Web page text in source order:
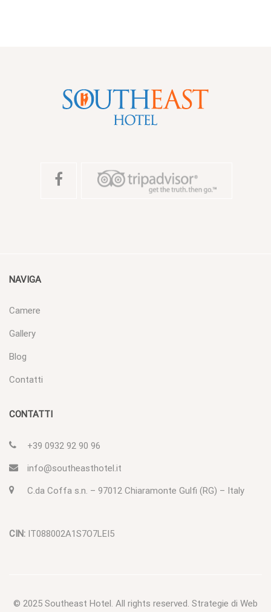
NAVIGA
Camere
Gallery
Blog
Contatti
CONTATTI
+39 0932 92 90 96
info@southeasthotel.it
C.da Coffa s.n. – 97012 Chiaramonte Gulfi (RG) – Italy
CIN: IT088002A1S7O7LEI5
© 2025 Southeast Hotel . All rights reserved. Strategie di Web